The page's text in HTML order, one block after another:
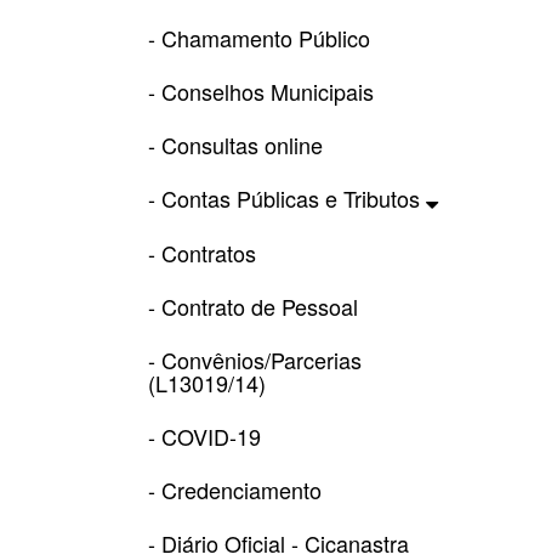
- Chamamento Público
- Conselhos Municipais
- Consultas online
- Contas Públicas e Tributos
- Contratos
- Contrato de Pessoal
- Convênios/Parcerias
(L13019/14)
- COVID-19
- Credenciamento
- Diário Oficial - Cicanastra